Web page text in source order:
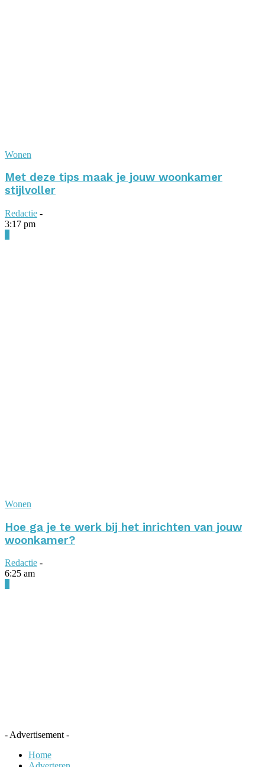
Wonen
Met deze tips maak je jouw woonkamer
stijlvoller
Redactie -
3:17 pm
Wonen
Hoe ga je te werk bij het inrichten van jouw
woonkamer?
Redactie -
6:25 am
- Advertisement -
Home